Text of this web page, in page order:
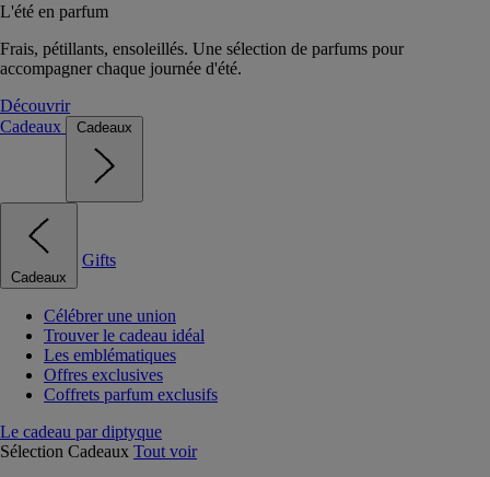
L'été en parfum
Frais, pétillants, ensoleillés. Une sélection de parfums pour
accompagner chaque journée d'été.
Découvrir
Cadeaux
Cadeaux
Cadeaux
Gifts
Célébrer une union
Trouver le cadeau idéal
Les emblématiques
Offres exclusives
Coffrets parfum exclusifs
Le cadeau par diptyque
Sélection Cadeaux Tout voir